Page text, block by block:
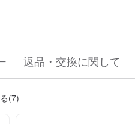
返品・交換に関して
(7)